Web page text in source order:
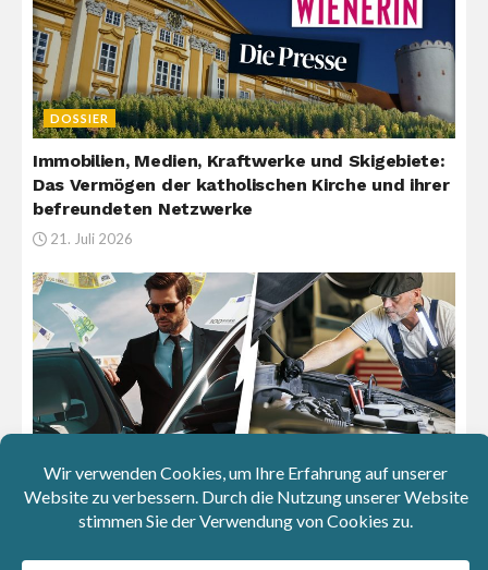
DOSSIER
Immobilien, Medien, Kraftwerke und Skigebiete:
Das Vermögen der katholischen Kirche und ihrer
befreundeten Netzwerke
21. Juli 2026
VW & Mercedes: Milliarden für Aktionäre –
Stellenabbau und längere Arbeitszeiten für